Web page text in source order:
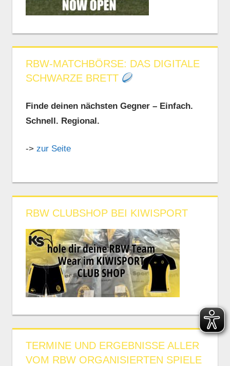
RBW-MATCHBÖRSE: DAS DIGITALE
SCHWARZE BRETT
Finde deinen nächsten Gegner – Einfach.
Schnell. Regional.
-> zur Seite
RBW CLUBSHOP BEI KIWISPORT
TERMINE UND ERGEBNISSE ALLER
VOM RBW ORGANISIERTEN SPIELE